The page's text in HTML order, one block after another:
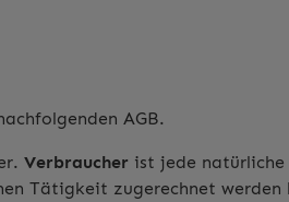
AGB.
Verbraucher ist jede natürliche
Tätigkeit zugerechnet werden